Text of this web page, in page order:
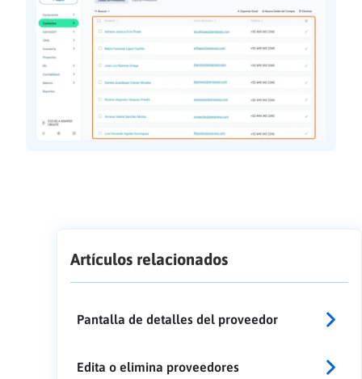
Artículos relacionados
Pantalla de detalles del proveedor
Edita o elimina proveedores